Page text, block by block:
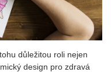
důležitou roli nejen
design pro zdravá